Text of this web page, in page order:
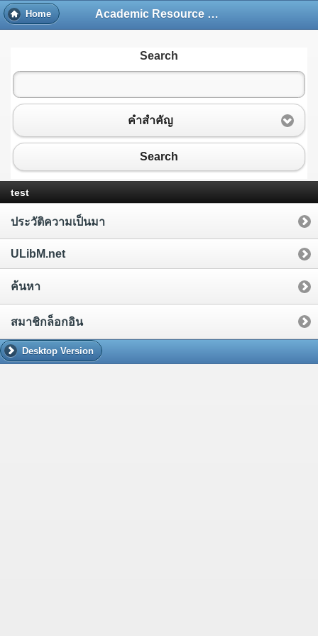
Home Academic Resource and Information Technology Center
Search
คำสำคัญ
Search
test
ประวัติความเป็นมา
ULibM.net
ค้นหา
สมาชิกล็อกอิน
Desktop Version